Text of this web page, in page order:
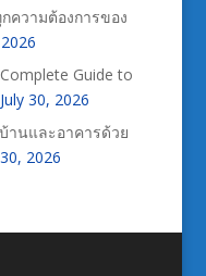
ความต้องการของ
Guide to
July 30, 2026
านและอาคารด้วย
2026